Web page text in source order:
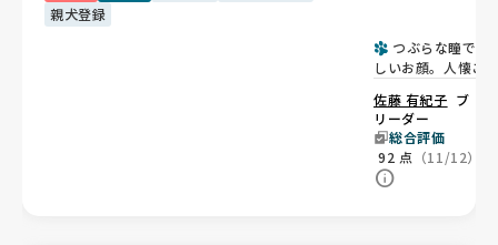
親犬登録
つぶらな瞳で優
しいお顔。人懐こ
佐藤 有紀子 ブ
リーダー
総合評価
92 点 （11/12）